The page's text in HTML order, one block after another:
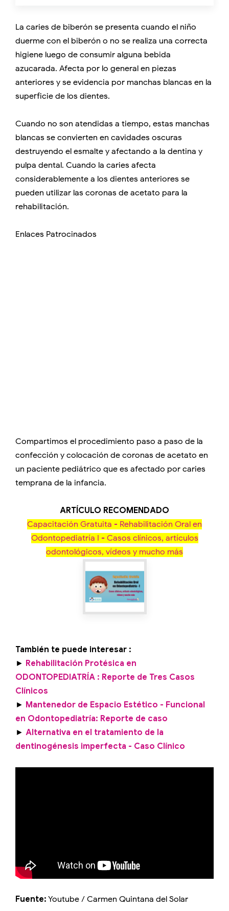
La caries de biberón se presenta cuando el niño
duerme con el biberón o no se realiza una correcta
higiene luego de consumir alguna bebida
azucarada. Afecta por lo general en piezas
anteriores y se evidencia por manchas blancas en la
superficie de los dientes.
Cuando no son atendidas a tiempo, estas manchas
blancas se convierten en cavidades oscuras
destruyendo el esmalte y afectando a la dentina y
pulpa dental. Cuando la caries afecta
considerablemente a los dientes anteriores se
pueden utilizar las coronas de acetato para la
rehabilitación.
Enlaces Patrocinados
Compartimos el procedimiento paso a paso de la
confección y colocación de coronas de acetato en
un paciente pediátrico que es afectado por caries
temprana de la infancia.
ARTÍCULO RECOMENDADO
Capacitación Gratuita - Rehabilitación Oral en
Odontopediatría I - Casos clínicos, artículos
odontológicos, vídeos y mucho más
También te puede interesar :
► Rehabilitación Protésica en
ODONTOPEDIATRÍA : Reporte de Tres Casos
Clínicos
► Mantenedor de Espacio Estético - Funcional
en Odontopediatría: Reporte de caso
► Alternativa en el tratamiento de la
dentinogénesis imperfecta - Caso Clínico
Fuente: Youtube / Carmen Quintana del Solar